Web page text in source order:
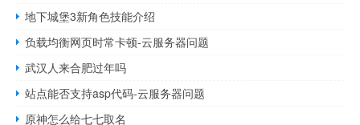
地下城堡3新角色技能介绍
负载均衡网页时常卡顿-云服务器问题
武汉人来合肥过年吗
站点能否支持asp代码-云服务器问题
原神怎么给七七取名